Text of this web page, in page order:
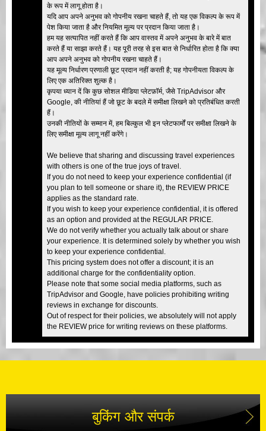
के रूप में लागू होता है।
यदि आप अपने अनुभव को गोपनीय रखना चाहते हैं, तो यह एक विकल्प के रूप में
पेश किया जाता है और नियमित मूल्य पर प्रदान किया जाता है।
हम यह सत्यापित नहीं करते हैं कि आप वास्तव में अपने अनुभव के बारे में बात
करते हैं या साझा करते हैं। यह पूरी तरह से इस बात से निर्धारित होता है कि क्या
आप अपने अनुभव को गोपनीय रखना चाहते हैं।
यह मूल्य निर्धारण प्रणाली छूट प्रदान नहीं करती है; यह गोपनीयता विकल्प के
लिए एक अतिरिक्त शुल्क है।
कृपया ध्यान दें कि कुछ सोशल मीडिया प्लेटफ़ॉर्म, जैसे TripAdvisor और
Google, की नीतियां हैं जो छूट के बदले में समीक्षा लिखने को प्रतिबंधित करती
हैं।
उनकी नीतियों के सम्मान में, हम बिल्कुल भी इन प्लेटफार्मों पर समीक्षा लिखने के
लिए समीक्षा मूल्य लागू नहीं करेंगे।
We believe that sharing and discussing travel experiences
with others is one of the true joys of travel.
If you do not need to keep your experience confidential (if
you plan to tell someone or share it), the REVIEW PRICE
applies as the standard rate.
If you wish to keep your experience confidential, it is offered
as an option and provided at the REGULAR PRICE.
We do not verify whether you actually talk about or share
your experience. It is determined solely by whether you wish
to keep your experience confidential.
This pricing system does not offer a discount; it is an
additional charge for the confidentiality option.
Please note that some social media platforms, such as
TripAdvisor and Google, have policies prohibiting writing
reviews in exchange for discounts.
Out of respect for their policies, we absolutely will not apply
the REVIEW price for writing reviews on these platforms.
बुकिंग और संपर्क